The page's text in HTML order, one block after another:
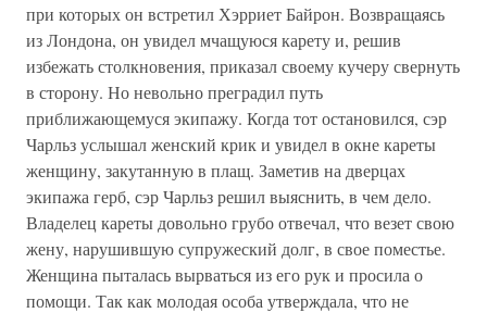
при которых он встретил Хэрриет Байрон. Возвращаясь
из Лондона, он увидел мчащуюся карету и, решив
избежать столкновения, приказал своему кучеру свернуть
в сторону. Но невольно преградил путь
приближающемуся экипажу. Когда тот остановился, сэр
Чарльз услышал женский крик и увидел в окне кареты
женщину, закутанную в плащ. Заметив на дверцах
экипажа герб, сэр Чарльз решил выяснить, в чем дело.
Владелец кареты довольно грубо отвечал, что везет свою
жену, нарушившую супружеский долг, в свое поместье.
Женщина пыталась вырваться из его рук и просила о
помощи. Так как молодая особа утверждала, что не